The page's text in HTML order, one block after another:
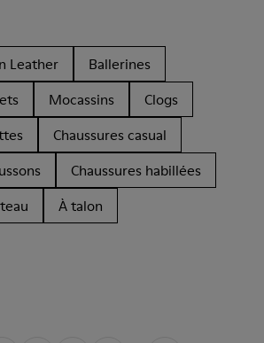
Leather
Ballerines
Mocassins
Clogs
Chaussures casual
Chaussures habillées
À talon